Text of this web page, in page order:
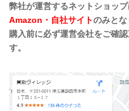
弊社が運営するネットショップ
Amazon・自社サイトのみとな
購入前に必ず運営会社をご確
す。